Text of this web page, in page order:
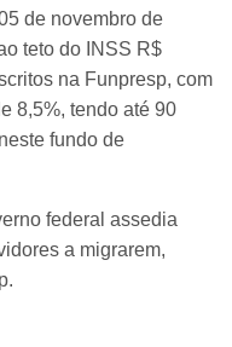
de novembro de
teto do INSS R$
na Funpresp, com
8,5%, tendo até 90
fundo de
federal assedia
a migrarem,